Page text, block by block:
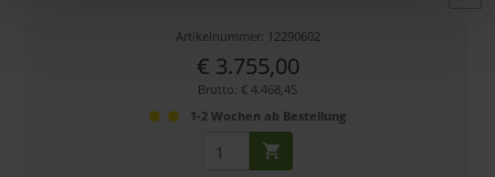
Artikelnummer: 12290602
€ 3.755,00
Brutto: € 4.468,45
1-2 Wochen ab Bestellung